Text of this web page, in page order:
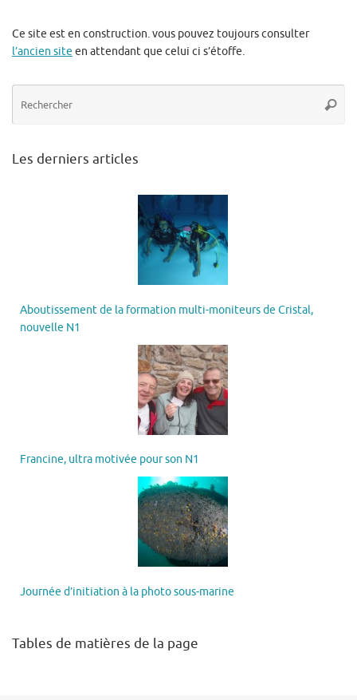
Ce site est en construction. vous pouvez toujours consulter
l’ancien site en attendant que celui ci s’étoffe.
Les derniers articles
Aboutissement de la formation multi-moniteurs de Cristal,
nouvelle N1
Francine, ultra motivée pour son N1
Journée d’initiation à la photo sous-marine
Tables de matières de la page